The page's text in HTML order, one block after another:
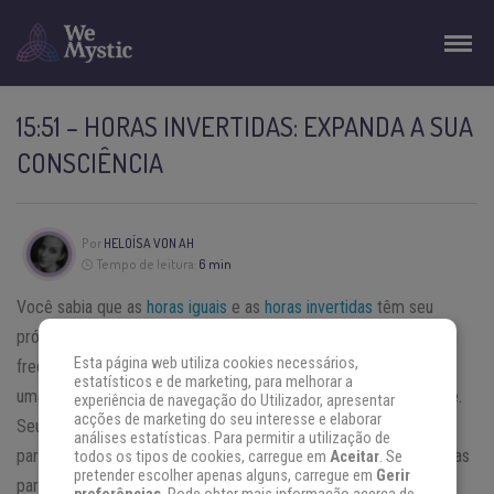
15:51 – HORAS INVERTIDAS: EXPANDA A SUA
CONSCIÊNCIA
Por HELOÍSA VON AH
Tempo de leitura: 6 min
Você sabia que as horas iguais e as horas invertidas têm seu
próprio significado individual? Se você vir alguma delas
frequentemente,tente descobrir o que isso significa
uma mensagem por trás da qual você faria bem em estar ciente.
Seu anjo da guarda está tentando entrar em contato com você
para responder algumas perguntas, alertá-lo sobre algo ou apenas
para informar que ele está cuidando de você.
Esta página web utiliza cookies necessários,
estatísticos e de marketing, para melhorar a
experiência de navegação do Utilizador, apresentar
acções de marketing do seu interesse e elaborar
análises estatísticas. Para permitir a utilização de
todos os tipos de cookies, carregue em Aceitar. Se
pretender escolher apenas alguns, carregue em Gerir